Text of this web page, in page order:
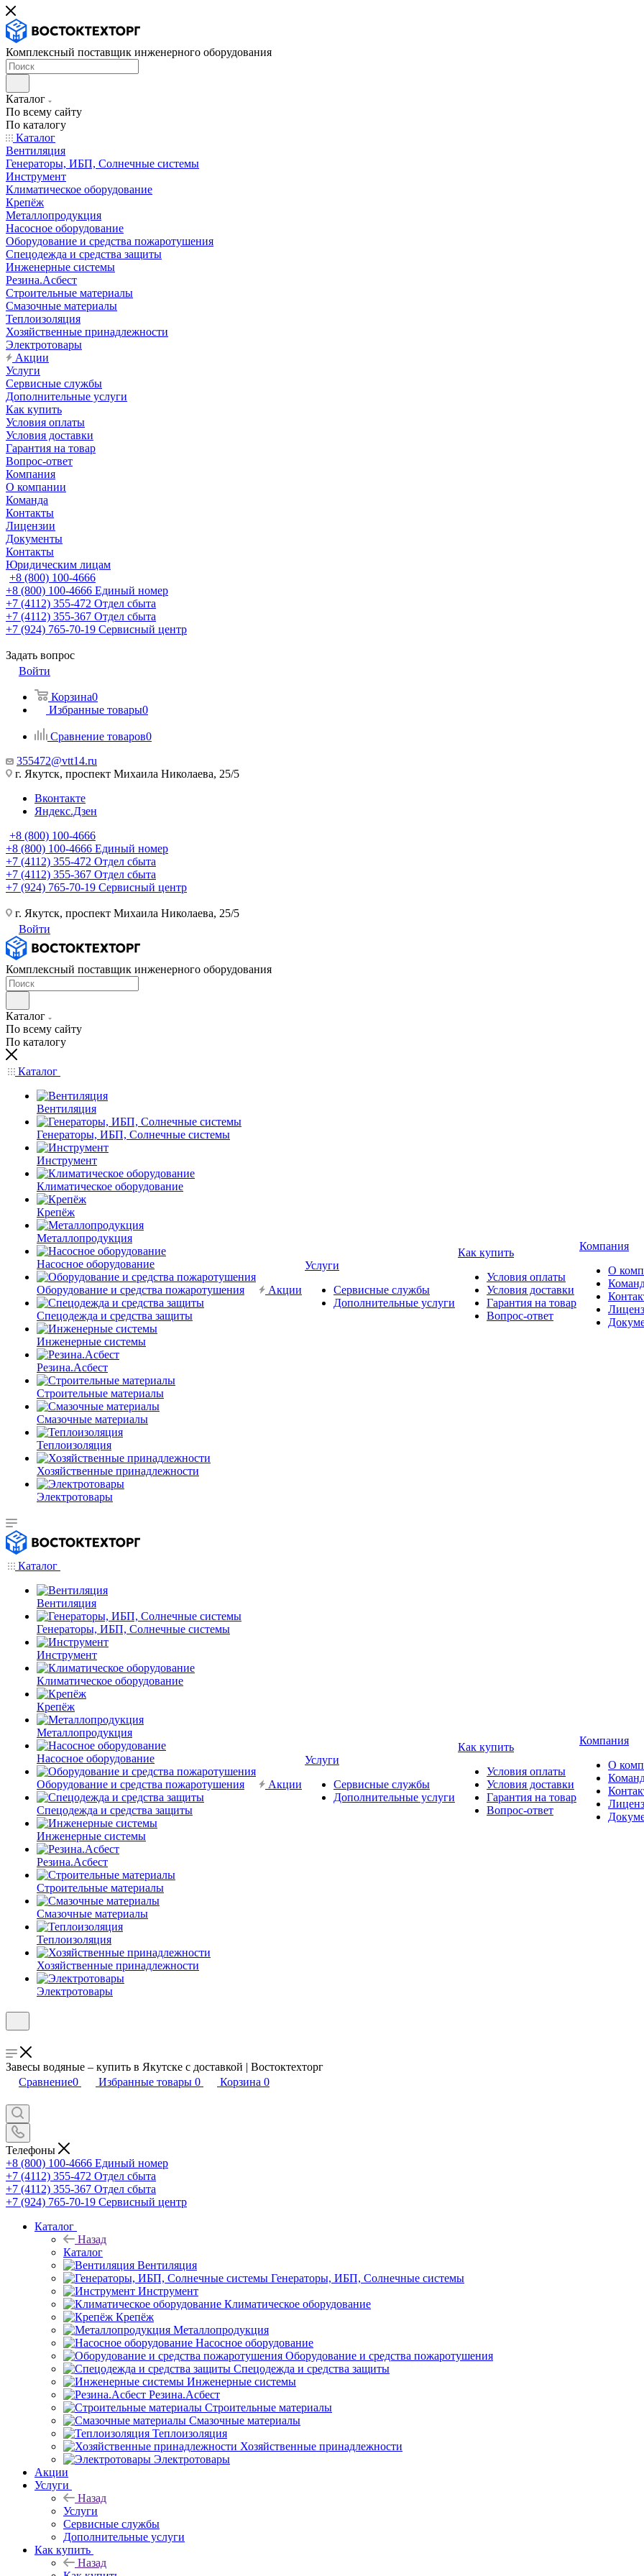
Комплексный поставщик инженерного оборудования
Каталог
По всему сайту
По каталогу
Каталог
Вентиляция
Генераторы, ИБП, Солнечные системы
Инструмент
Климатическое оборудование
Крепёж
Металлопродукция
Насосное оборудование
Оборудование и средства пожаротушения
Спецодежда и средства защиты
Инженерные системы
Резина.Асбест
Строительные материалы
Смазочные материалы
Теплоизоляция
Хозяйственные принадлежности
Электротовары
Акции
Услуги
Сервисные службы
Дополнительные услуги
Как купить
Условия оплаты
Условия доставки
Гарантия на товар
Вопрос-ответ
Компания
О компании
Команда
Контакты
Лицензии
Документы
Контакты
Юридическим лицам
+8 (800) 100-4666
+8 (800) 100-4666 Единый номер
+7 (4112) 355-472 Отдел сбыта
+7 (4112) 355-367 Отдел сбыта
+7 (924) 765-70-19 Сервисный центр
Задать вопрос
Войти
Корзина0
Избранные товары0
Сравнение товаров0
355472@vtt14.ru
г. Якутск, проспект Михаила Николаева, 25/5
Вконтакте
Яндекс.Дзен
+8 (800) 100-4666
+8 (800) 100-4666 Единый номер
+7 (4112) 355-472 Отдел сбыта
+7 (4112) 355-367 Отдел сбыта
+7 (924) 765-70-19 Сервисный центр
г. Якутск, проспект Михаила Николаева, 25/5
Войти
Комплексный поставщик инженерного оборудования
Каталог
По всему сайту
По каталогу
Каталог
Вентиляция
Генераторы, ИБП, Солнечные системы
Инструмент
Климатическое оборудование
Крепёж
Металлопродукция
Насосное оборудование
Оборудование и средства пожаротушения
Спецодежда и средства защиты
Инженерные системы
Резина.Асбест
Строительные материалы
Смазочные материалы
Теплоизоляция
Хозяйственные принадлежности
Электротовары
Акции
Услуги
Сервисные службы
Дополнительные услуги
Как купить
Условия оплаты
Условия доставки
Гарантия на товар
Вопрос-ответ
Компания
О
Каталог
Вентиляция
Генераторы, ИБП, Солнечные системы
Инструмент
Климатическое оборудование
Крепёж
Металлопродукция
Насосное оборудование
Оборудование и средства пожаротушения
Спецодежда и средства защиты
Инженерные системы
Резина.Асбест
Строительные материалы
Смазочные материалы
Теплоизоляция
Хозяйственные принадлежности
Электротовары
Акции
Услуги
Сервисные службы
Дополнительные услуги
Как купить
Условия оплаты
Условия доставки
Гарантия на товар
Вопрос-ответ
Компания
О
Завесы водяные – купить в Якутске с доставкой | Востоктехторг
Сравнение0 Избранные товары 0 Корзина 0
Телефоны
+8 (800) 100-4666 Единый номер
+7 (4112) 355-472 Отдел сбыта
+7 (4112) 355-367 Отдел сбыта
+7 (924) 765-70-19 Сервисный центр
Каталог
Назад
Каталог
Вентиляция
Генераторы, ИБП, Солнечные системы
Инструмент
Климатическое оборудование
Крепёж
Металлопродукция
Насосное оборудование
Оборудование и средства пожаротушения
Спецодежда и средства защиты
Инженерные системы
Резина.Асбест
Строительные материалы
Смазочные материалы
Теплоизоляция
Хозяйственные принадлежности
Электротовары
Акции
Услуги
Назад
Услуги
Сервисные службы
Дополнительные услуги
Как купить
Назад